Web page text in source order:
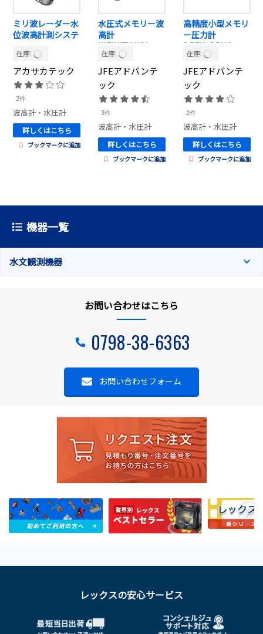
ミリ波レーダー水
位波高計測システ
ム
Water Level
在庫:
アカサカテック
2件
波高計・水圧計
詳しくはこちら
ブックマークに追加
水圧式メモリー波
高計
INFINITY-WH
在庫:
JFEアドバンテ
ック
3件
波高計・水圧計
詳しくはこちら
ブックマークに追加
高精度小型メモリ
ー圧力計
DEFI2-D5HG
在庫:
JFEアドバンテ
ック
2件
波高計・水圧計
詳しくはこちら
ブックマークに追加
機器一覧
水文観測機器
お問い合わせはこちら
0798-38-6363
お問い合わせフォーム
レックスの安心サービス